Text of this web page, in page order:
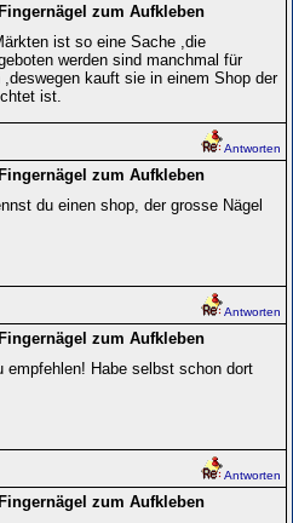
zum Aufkleben
ist so eine Sache ,die
werden sind manchmal für
,deswegen kauft sie in einem Shop der
ist.
Antworten
zum Aufkleben
du einen shop, der grosse Nägel
Antworten
zum Aufkleben
empfehlen! Habe selbst schon dort
Antworten
zum Aufkleben